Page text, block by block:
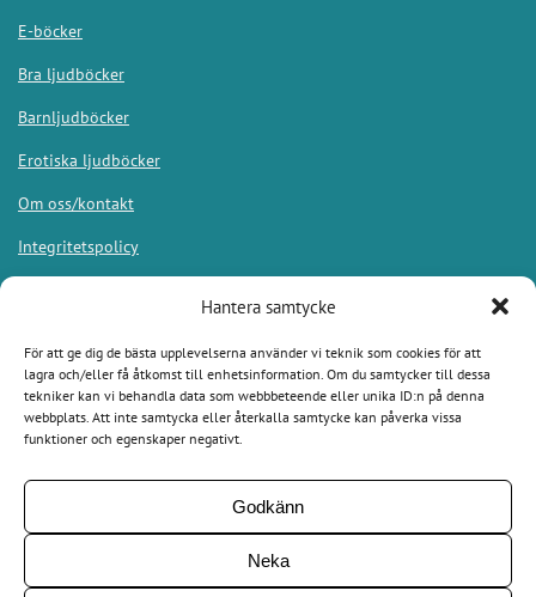
Hantera samtycke
För att ge dig de bästa upplevelserna använder vi teknik som cookies för att
lagra och/eller få åtkomst till enhetsinformation. Om du samtycker till dessa
tekniker kan vi behandla data som webbbeteende eller unika ID:n på denna
webbplats. Att inte samtycka eller återkalla samtycke kan påverka vissa
funktioner och egenskaper negativt.
Godkänn
Neka
E-böcker
Bra ljudböcker
Barnljudböcker
Erotiska ljudböcker
Om oss/kontakt
Integritetspolicy
Appar
Bookbeat